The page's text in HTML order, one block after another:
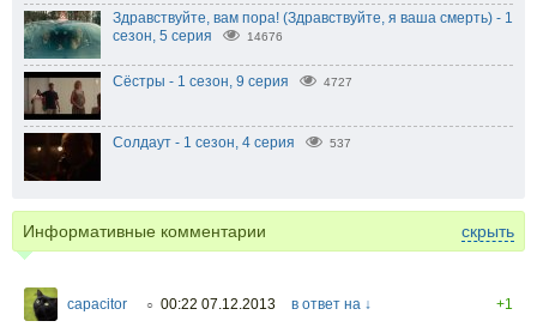
Здравствуйте, вам пора! (Здравствуйте, я ваша смерть) - 1
сезон, 5 серия
14676
Сёстры - 1 сезон, 9 серия 4727
Солдаут - 1 сезон, 4 серия 537
Информативные комментарии скрыть
capacitor ○ 00:22 07.12.2013 в ответ на ↓
+1